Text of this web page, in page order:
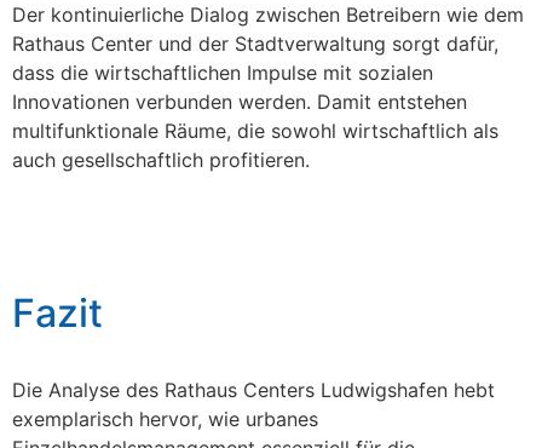
Der kontinuierliche Dialog zwischen Betreibern wie dem
Rathaus Center und der Stadtverwaltung sorgt dafür,
dass die wirtschaftlichen Impulse mit sozialen
Innovationen verbunden werden. Damit entstehen
multifunktionale Räume, die sowohl wirtschaftlich als
auch gesellschaftlich profitieren.
Fazit
Die Analyse des Rathaus Centers Ludwigshafen hebt
exemplarisch hervor, wie urbanes